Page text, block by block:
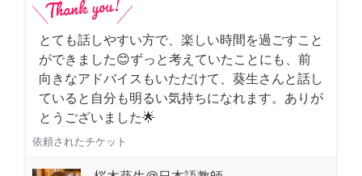
とても話しやすい方で、楽しい時間を過ごすこと
ができました😊ずっと考えていたことにも、前
向きなアドバイスもいただけて、葵生さんと話し
ていると自分も明るい気持ちになれます。ありが
とうございました🌟
依頼されたチケット